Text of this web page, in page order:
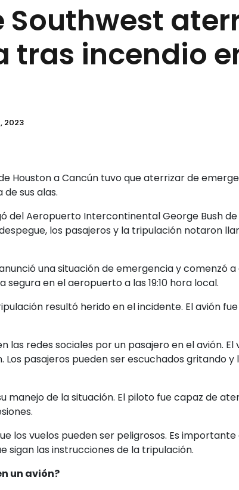
Southwest
tras incendio
2023
Houston a Cancún tuvo que aterrizar de
sus alas.
del Aeropuerto Intercontinental George Bush de
los pasajeros y la tripulación notaron
una situación de emergencia y comenzó
segura en el aeropuerto a las 19:10 hora local.
resultó herido en el incidente. El avión
las redes sociales por un pasajero en el avión.
Los pasajeros pueden ser escuchados gritando
manejo de la situación. El piloto fue capaz de
los vuelos pueden ser peligrosos. Es
sigan las instrucciones de la tripulación.
un avión?